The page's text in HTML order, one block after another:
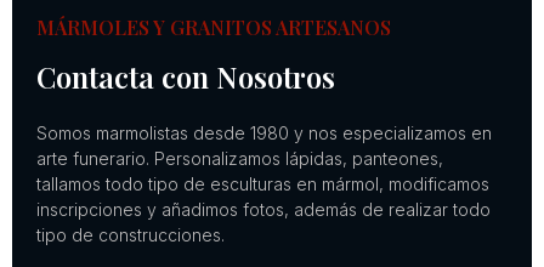
MÁRMOLES Y GRANITOS ARTESANOS
Contacta con Nosotros
Somos marmolistas desde 1980 y nos especializamos en
arte funerario. Personalizamos lápidas, panteones,
tallamos todo tipo de esculturas en mármol, modificamos
inscripciones y añadimos fotos, además de realizar todo
tipo de construcciones.